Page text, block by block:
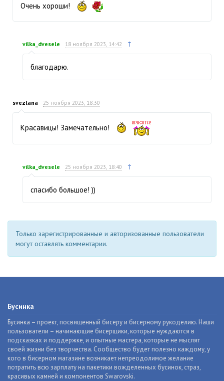
Очень хороши!
vilka_dvesele 18 ноября 2023, 14:42 ↑
благодарю.
svezlana 25 ноября 2023, 18:30
Красавицы! Замечательно!
vilka_dvesele 25 ноября 2023, 18:40 ↑
спасибо большое! ))
Только зарегистрированные и авторизованные пользователи
могут оставлять комментарии.
Бусинка
Бусинка – проект, посвященный бисеру и бисерному рукоделию. Наши
пользователи – начинающие бисерщики, которые нуждаются в
подсказках и поддержке, и опытные мастера, которые не мыслят
своей жизни без творчества. Сообщество будет полезно каждому, у
кого в бисерном магазине возникает непреодолимое желание
потратить всю зарплату на пакетики вожделенных бусинок, страз,
красивых камней и компонентов Swarovski.